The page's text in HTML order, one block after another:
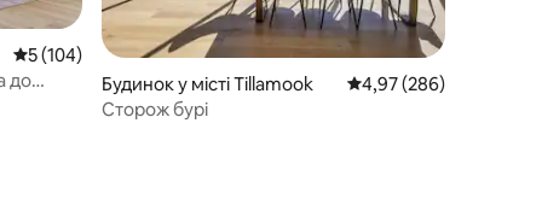
Середня оцінка: 5 з 5, відгуки: 104
5 (104)
до
Будинок у місті Tillamook Середня оцінка: 4,97 з
4,97 (286)
Сторож бурі